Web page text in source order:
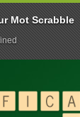
Mot Scrabble